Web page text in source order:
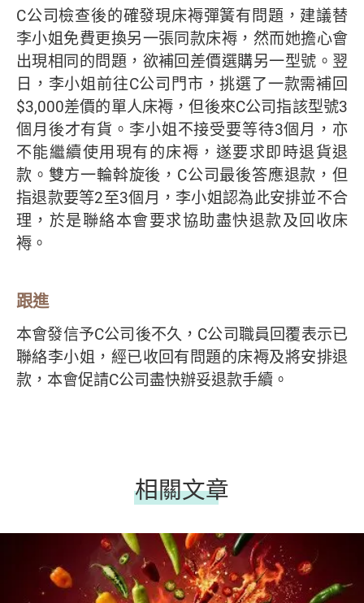
C公司檢查後的確發現床褥彈簧有問題，建議替
李小姐免費更換另一張同款床褥，然而她擔心會
出現相同的問題，欲補回差價選購另一型號。翌
日，李小姐前往C公司門市，挑選了一款需補回
$3,000差價的單人床褥，但後來C公司指該型號3
個月後才有貨。李小姐不接受要等待3個月，亦
不能繼續使用現有的床褥，遂要求即時退貨退
款。雙方一輪斡旋後，C公司最後答應退款，但
指退款要等2至3個月，李小姐認為此安排並不合
理，於是聯絡本會要求協助盡快退款及回收床
褥。
跟進
本會發信予C公司後不久，C公司職員回覆表示已
聯絡李小姐，經已收回有問題的床褥及將安排退
款，本會促請C公司盡快辦妥退款手續。
相關文章